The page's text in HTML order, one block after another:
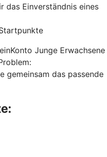
das Einverständnis eines
Junge Erwachsene
gemeinsam das passende